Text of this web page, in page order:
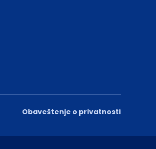
Obaveštenje o privatnosti